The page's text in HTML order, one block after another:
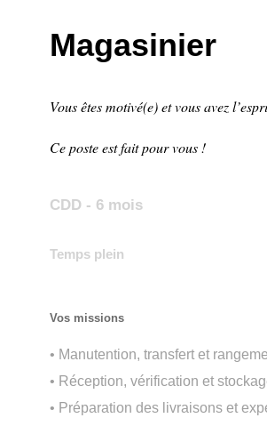
Magasinier
Vous êtes motivé(e) et vous avez
Ce poste est fait pour vous !
CDD - 6 mois
Temps plein
Vos missions
• Manutention, transfert et
• Réception, vérification et
• Préparation des livraisons et